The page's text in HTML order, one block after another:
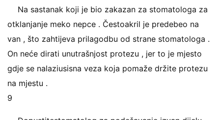
Na sastanak koji je bio zakazan za stomatologa za
otklanjanje meko nepce . Čestoakril je predebeo na
van , što zahtijeva prilagodbu od strane stomatologa .
On neće dirati unutrašnjost protezu , jer to je mjesto
gdje se nalaziusisna veza koja pomaže držite protezu
na mjestu .
9